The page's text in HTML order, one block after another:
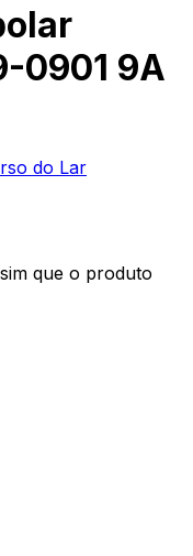
0901 9A
do Lar
que o produto